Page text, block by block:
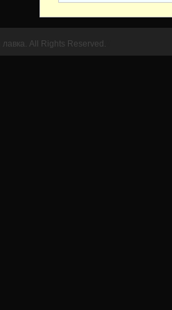
All Rights Reserved.